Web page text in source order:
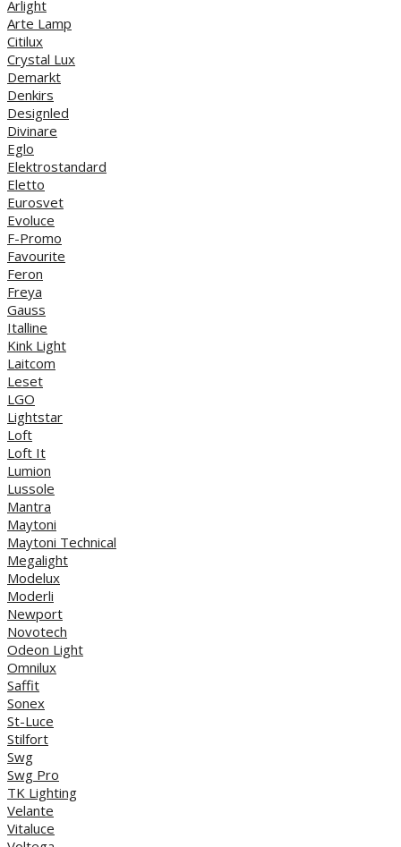
Arlight
Arte Lamp
Citilux
Crystal Lux
Demarkt
Denkirs
Designled
Divinare
Eglo
Elektrostandard
Eletto
Eurosvet
Evoluce
F-Promo
Favourite
Feron
Freya
Gauss
Italline
Kink Light
Laitcom
Leset
LGO
Lightstar
Loft
Loft It
Lumion
Lussole
Mantra
Maytoni
Maytoni Technical
Megalight
Modelux
Moderli
Newport
Novotech
Odeon Light
Omnilux
Saffit
Sonex
St-Luce
Stilfort
Swg
Swg Pro
TK Lighting
Velante
Vitaluce